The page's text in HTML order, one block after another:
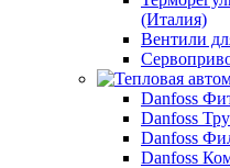
(Италия)
Вентили
Danfoss
Danfoss
Danfoss
Danfoss